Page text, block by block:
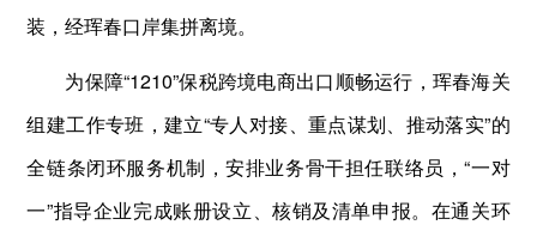
装，经珲春口岸集拼离境。
为保障“1210”保税跨境电商出口顺畅运行，珲春海关
组建工作专班，建立“专人对接、重点谋划、推动落实”的
全链条闭环服务机制，安排业务骨干担任联络员，“一对
一”指导企业完成账册设立、核销及清单申报。在通关环